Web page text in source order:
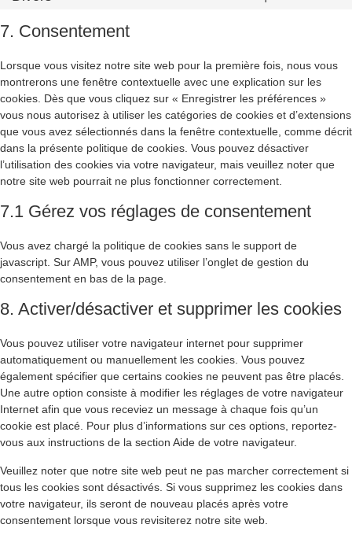
7. Consentement
Lorsque vous visitez notre site web pour la première fois, nous vous
montrerons une fenêtre contextuelle avec une explication sur les
cookies. Dès que vous cliquez sur « Enregistrer les préférences »
vous nous autorisez à utiliser les catégories de cookies et d’extensions
que vous avez sélectionnés dans la fenêtre contextuelle, comme décrit
dans la présente politique de cookies. Vous pouvez désactiver
l’utilisation des cookies via votre navigateur, mais veuillez noter que
notre site web pourrait ne plus fonctionner correctement.
7.1 Gérez vos réglages de consentement
Vous avez chargé la politique de cookies sans le support de
javascript. Sur AMP, vous pouvez utiliser l’onglet de gestion du
consentement en bas de la page.
8. Activer/désactiver et supprimer les cookies
Vous pouvez utiliser votre navigateur internet pour supprimer
automatiquement ou manuellement les cookies. Vous pouvez
également spécifier que certains cookies ne peuvent pas être placés.
Une autre option consiste à modifier les réglages de votre navigateur
Internet afin que vous receviez un message à chaque fois qu’un
cookie est placé. Pour plus d’informations sur ces options, reportez-
vous aux instructions de la section Aide de votre navigateur.
Veuillez noter que notre site web peut ne pas marcher correctement si
tous les cookies sont désactivés. Si vous supprimez les cookies dans
votre navigateur, ils seront de nouveau placés après votre
consentement lorsque vous revisiterez notre site web.